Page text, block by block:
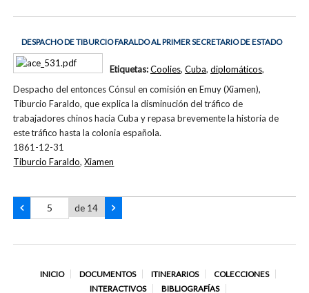
DESPACHO DE TIBURCIO FARALDO AL PRIMER SECRETARIO DE ESTADO
Despacho del entonces Cónsul en comisión en Emuy (Xiamen),
Tiburcio Faraldo, que explica la disminución del tráfico de
trabajadores chinos hacia Cuba y repasa brevemente la historia de
este tráfico hasta la colonia española.
1861-12-31
Etiquetas:Coolies, Cuba, diplomáticos,
Tiburcio Faraldo,Xiamen
de 14
INICIO DOCUMENTOS ITINERARIOS
COLECCIONES
INTERACTIVOS
BIBLIOGRAFÍAS